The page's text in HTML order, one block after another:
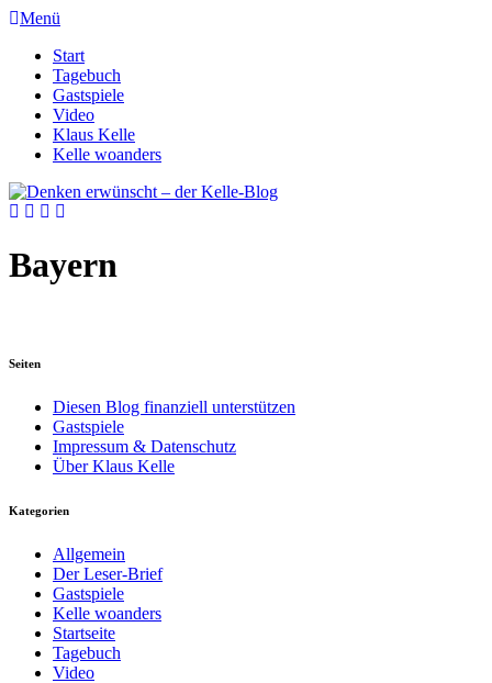
Menü
Start
Tagebuch
Gastspiele
Video
Klaus Kelle
Kelle woanders
Bayern
Seiten
Diesen Blog finanziell unterstützen
Gastspiele
Impressum & Datenschutz
Über Klaus Kelle
Kategorien
Allgemein
Der Leser-Brief
Gastspiele
Kelle woanders
Startseite
Tagebuch
Video